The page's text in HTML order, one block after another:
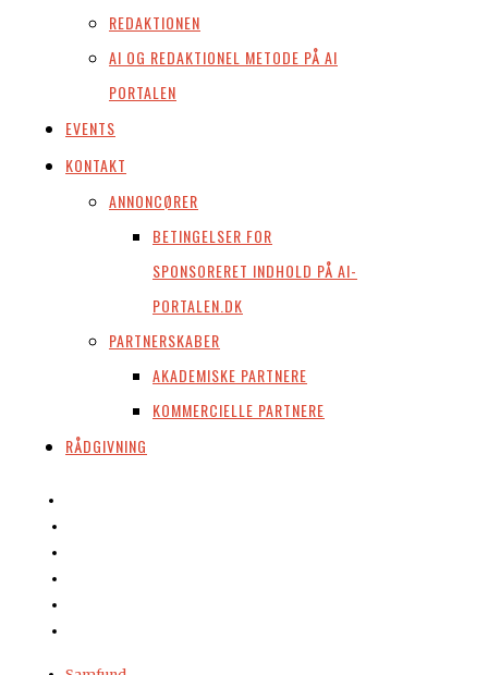
REDAKTIONEN
AI OG REDAKTIONEL METODE PÅ AI
PORTALEN
EVENTS
KONTAKT
ANNONCØRER
BETINGELSER FOR
SPONSORERET INDHOLD PÅ AI-
PORTALEN.DK
PARTNERSKABER
AKADEMISKE PARTNERE
KOMMERCIELLE PARTNERE
RÅDGIVNING